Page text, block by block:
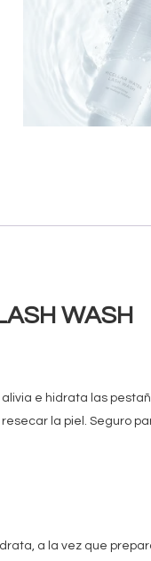
WASH
e hidrata las
la piel. Seguro
a la vez que